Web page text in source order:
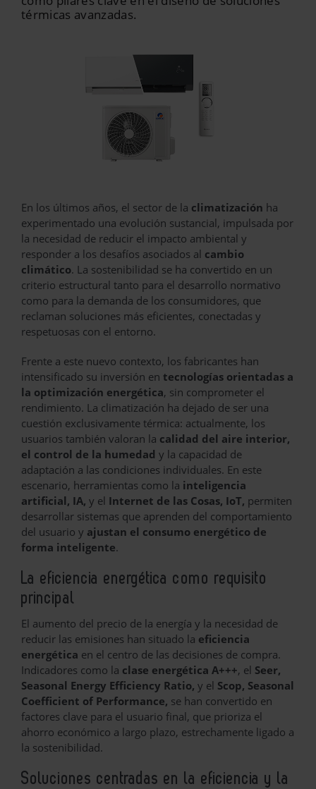
térmicas avanzadas.
En los últimos años, el sector de la climatización ha
experimentado una evolución sustancial, impulsada por
la necesidad de reducir el impacto ambiental y
responder a los desafíos asociados al cambio
climático. La sostenibilidad se ha convertido en un
criterio estructural tanto para el desarrollo normativo
como para la demanda de los consumidores, que
reclaman soluciones más eficientes, conectadas y
respetuosas con el entorno.
Frente a este nuevo contexto, los fabricantes han
intensificado su inversión en tecnologías orientadas a
la optimización energética, sin comprometer el
rendimiento. La climatización ha dejado de ser una
cuestión exclusivamente térmica: actualmente, los
usuarios también valoran la calidad del aire interior,
el control de la humedad y la capacidad de
adaptación a las condiciones individuales. En este
escenario, herramientas como la inteligencia
artificial, IA, y el Internet de las Cosas, IoT, permiten
desarrollar sistemas que aprenden del comportamiento
del usuario y ajustan el consumo energético de
forma inteligente.
La eficiencia energética como requisito
principal
El aumento del precio de la energía y la necesidad de
reducir las emisiones han situado la eficiencia
energética en el centro de las decisiones de compra.
Indicadores como la clase energética A+++, el Seer,
Seasonal Energy Efficiency Ratio, y el Scop, Seasonal
Coefficient of Performance, se han convertido en
factores clave para el usuario final, que prioriza el
ahorro económico a largo plazo, estrechamente ligado a
la sostenibilidad.
Soluciones centradas en la eficiencia y la